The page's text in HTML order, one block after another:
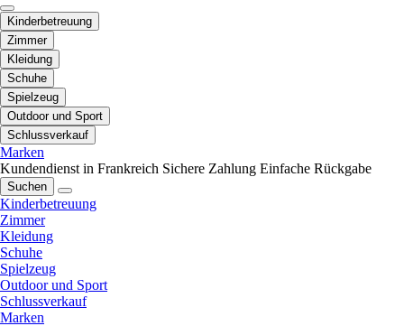
Kinderbetreuung
Zimmer
Kleidung
Schuhe
Spielzeug
Outdoor und Sport
Schlussverkauf
Marken
Kundendienst in Frankreich Sichere Zahlung Einfache Rückgabe
Suchen
Kinderbetreuung
Zimmer
Kleidung
Schuhe
Spielzeug
Outdoor und Sport
Schlussverkauf
Marken